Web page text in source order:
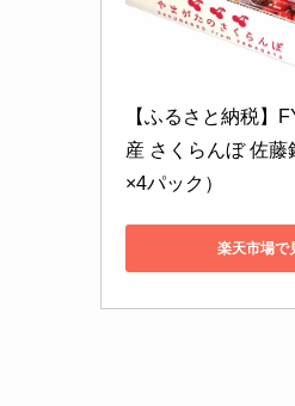
【ふるさと納税】
産 さくらんぼ 佐藤
×4パック）
楽天市場で